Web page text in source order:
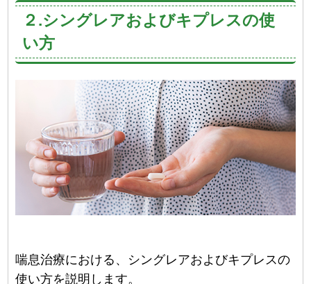
２.シングレアおよびキプレスの使
い方
喘息治療における、シングレアおよびキプレスの
使い方を説明します。